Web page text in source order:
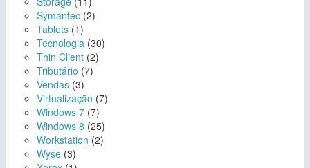
Symantec (2)
Tablets (1)
Tecnologia (30)
Thin Client (2)
Tributário (7)
Vendas (3)
Virtualização (7)
Windows 7 (7)
Windows 8 (25)
Workstation (2)
Wyse (3)